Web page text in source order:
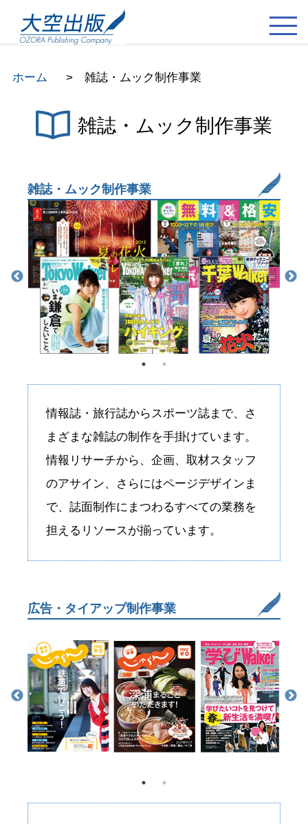
ホーム > 雑誌・ムック制作事業
雑誌・ムック制作事業
雑誌・ムック制作事業
情報誌・旅行誌からスポーツ誌まで、さ
まざまな雑誌の制作を手掛けています。
情報リサーチから、企画、取材スタッフ
のアサイン、さらにはページデザインま
で、誌面制作にまつわるすべての業務を
担えるリソースが揃っています。
広告・タイアップ制作事業